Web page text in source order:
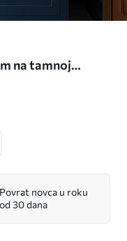
na tamnoj
Povrat novca u roku
od 30 dana